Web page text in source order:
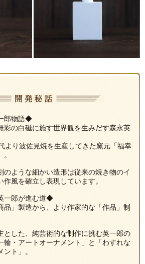
郎物語◆
彩の白磁に施す世界観を生みだす森永英
より波佐見焼を生産してきた窯元「福幸
のような細かい造形は従来の焼き物のイ
作風を確立し表現しています。
一郎が進む道◆
品」製造から、より作家的な「作品」制
とした、純芸術的な制作に挑む英一郎の
輪・アートオーナメント」と「わすれな
ト」。